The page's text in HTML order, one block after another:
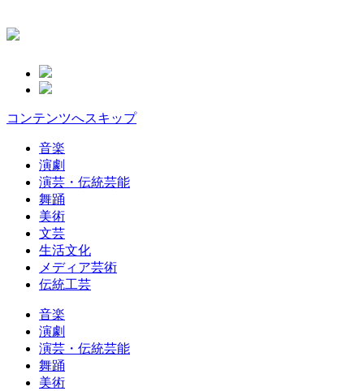
コンテンツへスキップ
音楽
演劇
演芸・伝統芸能
舞踊
美術
文芸
生活文化
メディア芸術
伝統工芸
音楽
演劇
演芸・伝統芸能
舞踊
美術